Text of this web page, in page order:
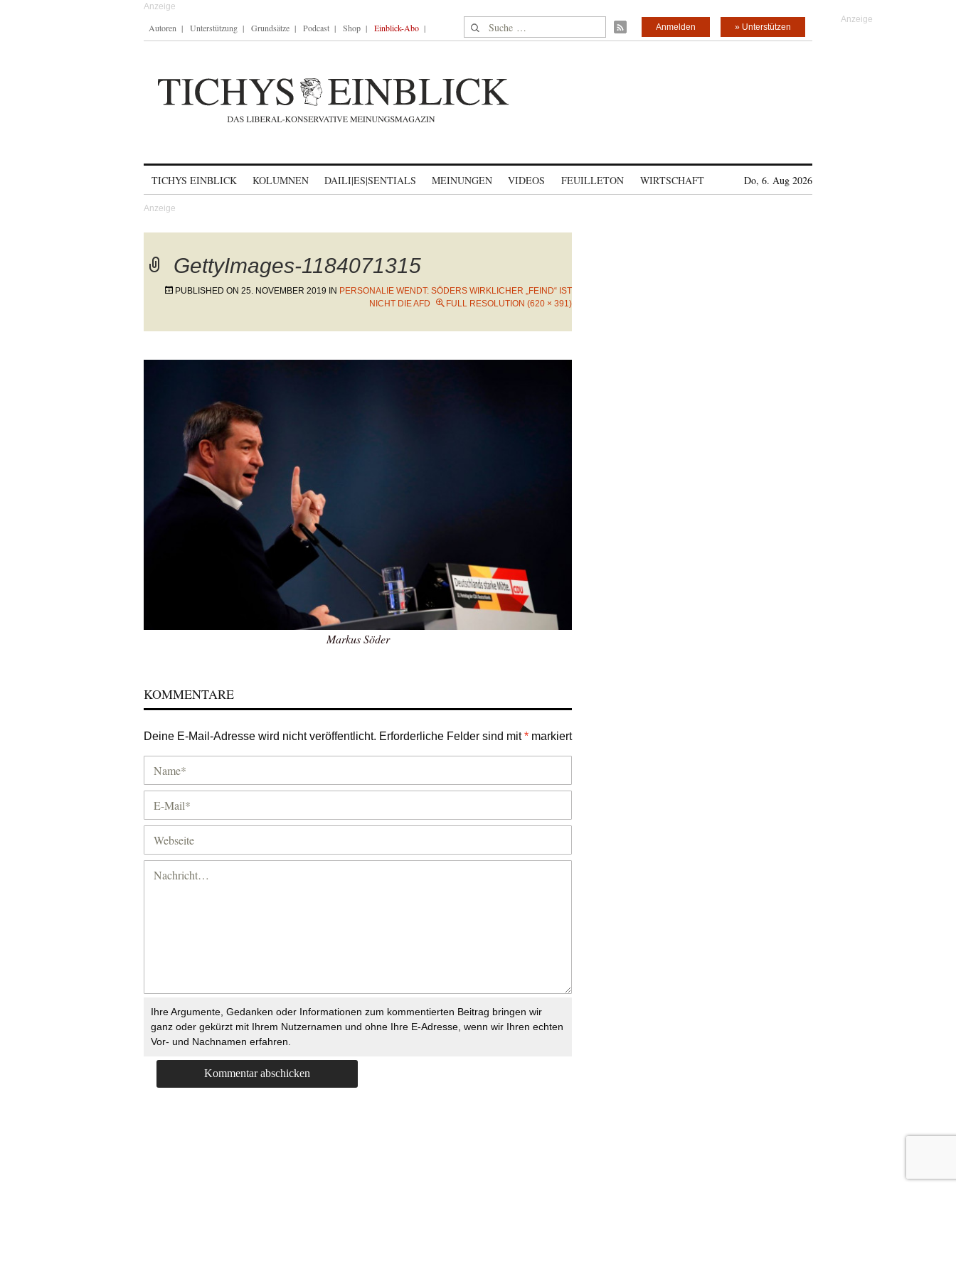
Autoren Unterstützung Grundsätze Podcast Shop Einblick-Abo Suche nach: » Unterstützen
Anmelden
TICHYS EINBLICK KOLUMNEN DAILI|ES|SENTIALS MEINUNGEN VIDEOS FEUILLETON WIRTSCHAFT Do, 6. Aug 2026
GettyImages-1184071315
PUBLISHED ON 25. NOVEMBER 2019 IN PERSONALIE WENDT: SÖDERS WIRKLICHER „FEIND“ IST
NICHT DIE AFD
FULL RESOLUTION (620 × 391)
Markus Söder
KOMMENTARE
Deine E-Mail-Adresse wird nicht veröffentlicht. Erforderliche Felder sind mit* markiert
Ihre Argumente, Gedanken oder Informationen zum kommentierten Beitrag bringen wir
ganz oder gekürzt mit Ihrem Nutzernamen und ohne Ihre E-Adresse, wenn wir Ihren echten
Vor- und Nachnamen erfahren.